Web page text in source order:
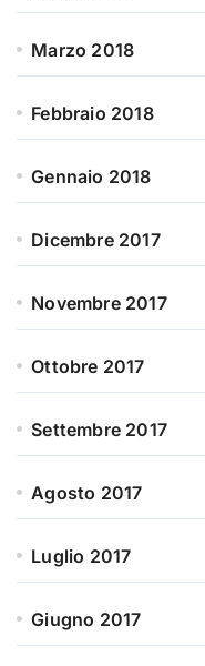
Marzo 2018
Febbraio 2018
Gennaio 2018
Dicembre 2017
Novembre 2017
Ottobre 2017
Settembre 2017
Agosto 2017
Luglio 2017
Giugno 2017